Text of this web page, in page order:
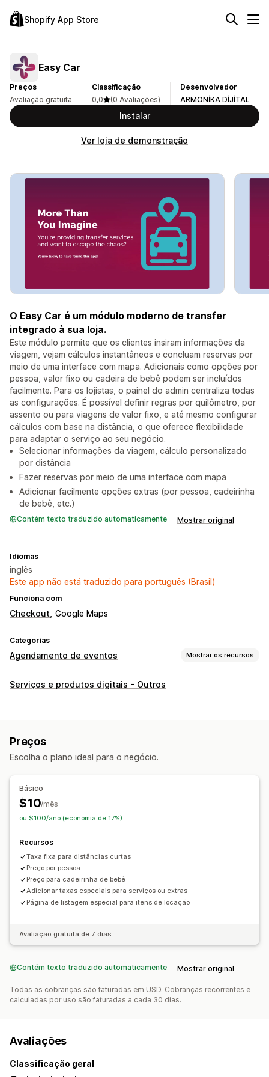
Shopify App Store
Easy Car
Preços
Avaliação gratuita
Classificação
0,0
(0 Avaliações)
Desenvolvedor
ARMONİKA DİJİTAL
Instalar
Ver loja de demonstração
O Easy Car é um módulo moderno de transfer
integrado à sua loja.
Este módulo permite que os clientes insiram informações da
viagem, vejam cálculos instantâneos e concluam reservas por
meio de uma interface com mapa. Adicionais como opções por
pessoa, valor fixo ou cadeira de bebê podem ser incluídos
facilmente. Para os lojistas, o painel do admin centraliza todas
as configurações. É possível definir regras por quilômetro, por
assento ou para viagens de valor fixo, e até mesmo configurar
cálculos com base na distância, o que oferece flexibilidade
para adaptar o serviço ao seu negócio.
Selecionar informações da viagem, cálculo personalizado
por distância
Fazer reservas por meio de uma interface com mapa
Adicionar facilmente opções extras (por pessoa, cadeirinha
de bebê, etc.)
Contém texto traduzido automaticamente Mostrar original
Idiomas
inglês
Este app não está traduzido para português (Brasil)
Funciona com
Checkout Google Maps
Categorias
Agendamento de eventos Mostrar os recursos
Tipo de evento
Calendário
Personalização
Serviços e produtos digitais - Outros
Preços
Escolha o plano ideal para o negócio.
Básico
$10/mês
ou $100/ano (economia de 17%)
Recursos
Taxa fixa para distâncias curtas
Preço por pessoa
Preço para cadeirinha de bebê
Adicionar taxas especiais para serviços ou extras
Página de listagem especial para itens de locação
Avaliação gratuita de 7 dias
Contém texto traduzido automaticamente Mostrar original
Todas as cobranças são faturadas em USD. Cobranças recorrentes e
calculadas por uso são faturadas a cada 30 dias.
Avaliações
Classificação geral